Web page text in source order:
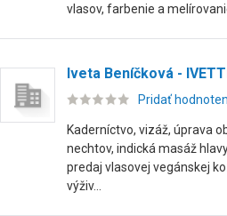
vlasov, farbenie a
Iveta Beníčková -
Pridať
Kaderníctvo, vizáž, úprava
nechtov, indická masáž
predaj vlasovej vegánskej
výživ...